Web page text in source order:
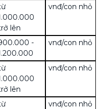
lên
vnđ/con nhỏ
-
vnđ/con nhỏ
lên
vnđ/con nhỏ
vnđ/con nhỏ